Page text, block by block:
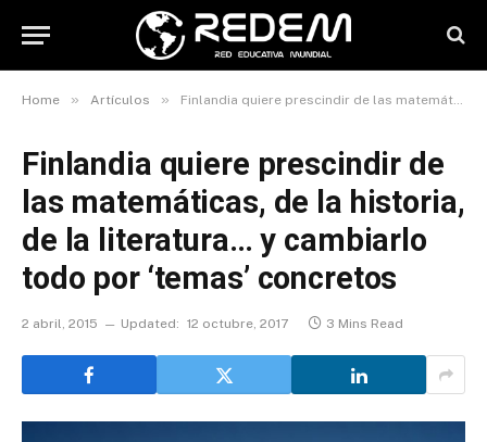
Home » Artículos » Finlandia quiere prescindir de las matemáticas, de la historia, de la literatura… y cambiarlo todo por ‘temas’ concretos
Finlandia quiere prescindir de
las matemáticas, de la historia,
de la literatura… y cambiarlo
todo por ‘temas’ concretos
2 abril, 2015 Updated: 12 octubre, 2017 3 Mins Read